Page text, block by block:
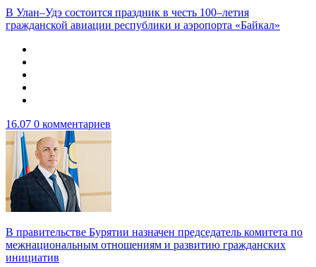
В Улан–Удэ состоится праздник в честь 100–летия
гражданской авиации республики и аэропорта «Байкал»
16.07 0 комментариев
В правительстве Бурятии назначен председатель комитета по
межнациональным отношениям и развитию гражданских
инициатив